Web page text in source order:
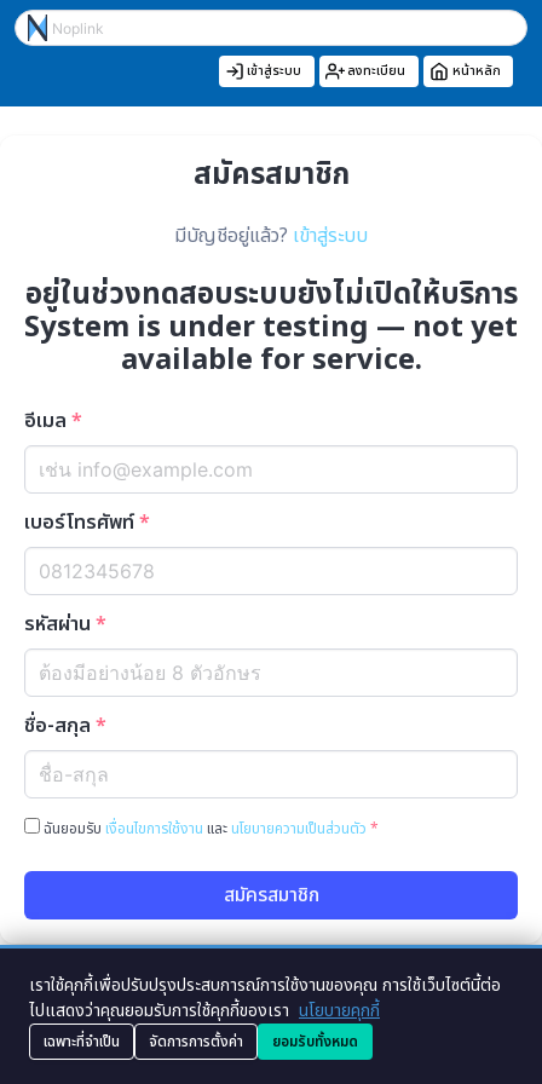
เข้าสู่ระบบ ลงทะเบียน หน้าหลัก
สมัครสมาชิก
มีบัญชีอยู่แล้ว? เข้าสู่ระบบ
อยู่ในช่วงทดสอบระบบยังไม่เปิดให้บริการ
System is under testing — not yet
available for service.
อีเมล *
เบอร์โทรศัพท์*
รหัสผ่าน *
ชื่อ-สกุล *
ฉันยอมรับ เงื่อนไขการใช้งาน และ นโยบายความเป็นส่วนตัว *
สมัครสมาชิก
Copyright © 2007-2025 Noplink Platform Beta version
เราใช้คุกกี้เพื่อปรับปรุงประสบการณ์การใช้งานของคุณ การใช้เว็บไซต์นี้ต่อ
ไปแสดงว่าคุณยอมรับการใช้คุกกี้ของเรา นโยบายคุกกี้
เฉพาะที่จำเป็น จัดการการตั้งค่า ยอมรับทั้งหมด